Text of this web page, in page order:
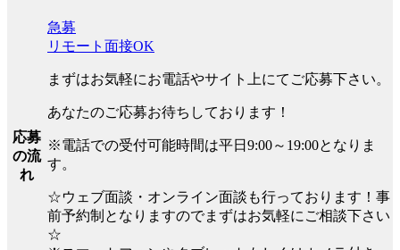
応募
の流
れ
急募
リモート面接OK
まずはお気軽にお電話やサイト上にてご応募下さい。
あなたのご応募お待ちしております！
※電話での受付可能時間は平日9:00～19:00となりま
す。
☆ウェブ面談・オンライン面談も行っております！事
前予約制となりますのでまずはお気軽にご相談下さい
☆